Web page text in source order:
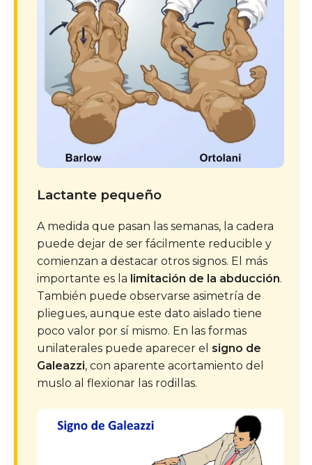
Lactante pequeño
A medida que pasan las semanas, la cadera
puede dejar de ser fácilmente reducible y
comienzan a destacar otros signos. El más
importante es la limitación de la abducción.
También puede observarse asimetría de
pliegues, aunque este dato aislado tiene
poco valor por sí mismo. En las formas
unilaterales puede aparecer el signo de
Galeazzi, con aparente acortamiento del
muslo al flexionar las rodillas.